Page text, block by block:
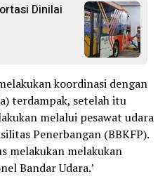
Dinilai
koordinasi dengan
terdampak, setelah itu
melalui pesawat udara
Penerbangan (BBKFP).
melakukan melakukan
Bandar Udara.’